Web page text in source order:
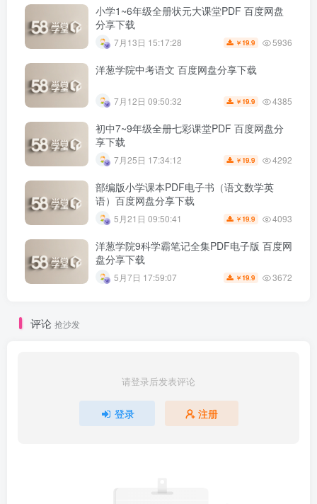
小学1~6年级全册状元大课堂PDF 百度网盘
分享下载
7月13日 15:17:28 ￥ 19.9 5936
洋葱学院中考语文 百度网盘分享下载
7月12日 09:50:32 ￥ 19.9 4385
初中7~9年级全册七彩课堂PDF 百度网盘分
享下载
7月25日 17:34:12 ￥ 19.9 4292
部编版小学课本PDF电子书（语文数学英
语）百度网盘分享下载
5月21日 09:50:41 ￥ 19.9 4093
洋葱学院9科学霸笔记全集PDF电子版 百度网
盘分享下载
5月7日 17:59:07 ￥ 19.9 3672
评论 抢沙发
请登录后发表评论
登录 注册